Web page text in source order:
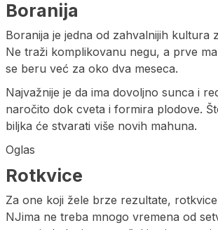
Boranija
Boranija je jedna od zahvalnijih kultura
Ne traži komplikovanu negu, a prve
se beru već za oko dva meseca.
Najvažnije je da ima dovoljno sunca i
naročito dok cveta i formira plodove.
biljka će stvarati više novih mahuna.
Oglas
Rotkvice
Za one koji žele brze rezultate,
NJima ne treba mnogo vremena od